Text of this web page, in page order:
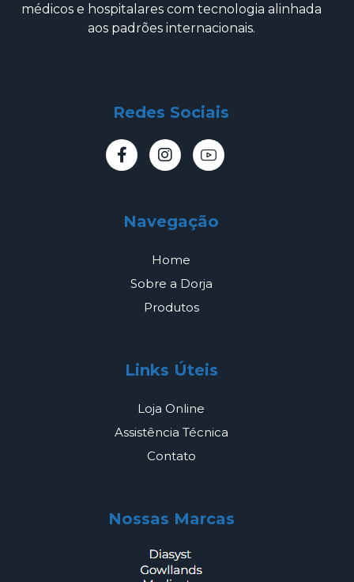
médicos e hospitalares com tecnologia alinhada
aos padrões internacionais.
Redes Sociais
Navegação
Home
Sobre a Dorja
Produtos
Links Úteis
Loja Online
Assistência Técnica
Contato
Nossas Marcas